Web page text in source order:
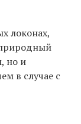
локонах,
но и
в случае с